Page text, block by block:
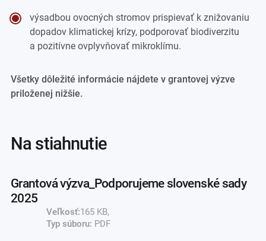
výsadbou ovocných stromov prispievať k znižovaniu
dopadov klimatickej krízy, podporovať biodiverzitu
a pozitívne ovplyvňovať mikroklímu.
Všetky dôležité informácie nájdete v grantovej výzve
priloženej nižšie.
na stiahnutie
Grantová výzva_Podporujeme slovenské sady
2025
Veľkosť:165 KB,
Typ súboru: PDF